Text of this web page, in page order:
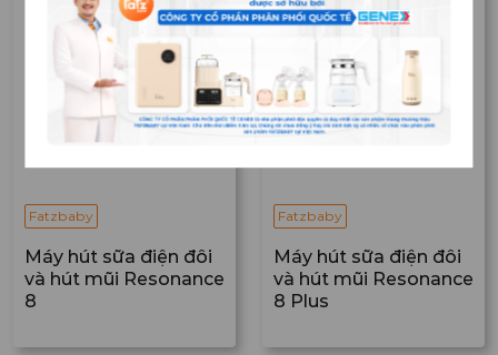
Fatzbaby
Máy hút sữa điện đôi
và hút mũi Resonance
8
Fatzbaby
Máy hút sữa điện đôi
và hút mũi Resonance
8 Plus